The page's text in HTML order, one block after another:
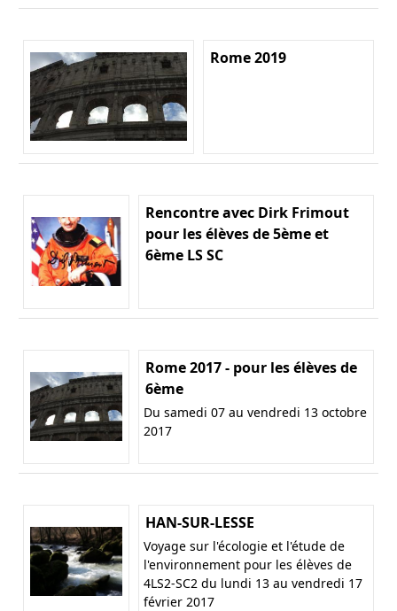
Rome 2019
Rencontre avec Dirk Frimout
pour les élèves de 5ème et
6ème LS SC
Rome 2017 - pour les élèves de
6ème
Du samedi 07 au vendredi 13 octobre
2017
HAN-SUR-LESSE
Voyage sur l'écologie et l'étude de
l'environnement pour les élèves de
4LS2-SC2 du lundi 13 au vendredi 17
février 2017